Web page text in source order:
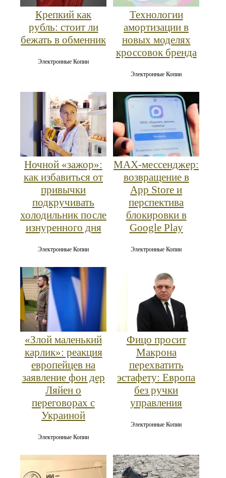
Крепкий как
рубль: стоит ли
бежать в обменник
Электронные Копии
Технологии
амортизации в
новых моделях
кроссовок бренда
Электронные Копии
Ночной «зажор»:
как избавиться от
привычки
подкручивать
холодильник после
изнуренного дня
Электронные Копии
MAX‑мессенджер:
возвращение в
App Store и
перспектива
блокировки в
Google Play
Электронные Копии
«Злой маленький
карлик»: реакция
европейцев на
заявление фон дер
Ляйен о
переговорах с
Украиной
Электронные Копии
Фицо просит
Макрона
перехватить
эстафету: Европа
без ручки
управления
Электронные Копии